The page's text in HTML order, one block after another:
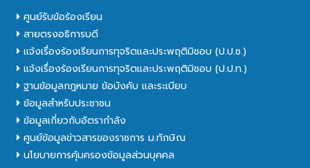
ศูนย์รับข้อร้องเรียน
สายตรงอธิการบดี
แจ้งเรื่องร้องเรียนการทุจริตและประพฤติมิชอบ (ป.ป.ช.)
แจ้งเรื่องร้องเรียนการทุจริตและประพฤติมิชอบ (ป.ป.ท.)
ฐานข้อมูลกฎหมาย ข้อบังคับ และระเบียบ
ข้อมูลสำหรับประชาชน
ข้อมูลเกี่ยวกับอัตรากำลัง
ศูนย์ข้อมูลข่าวสารของราชการ ม.ทักษิณ
นโยบายการคุ้มครองข้อมูลส่วนบุคคล